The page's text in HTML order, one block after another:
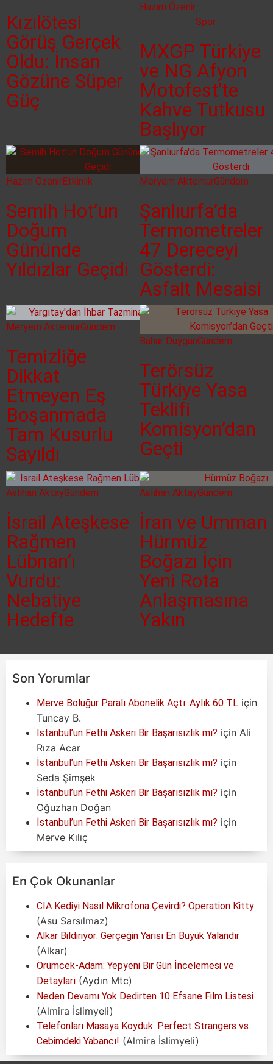
Kızılötesi
Görüş Gerçek
Oldu: İnsan
Gözüne Süper
Güç
Hazım Özenir
Spor
MXGP Türkiye
ve NG Afyon
Motofest’te
Kahve Tutkusu
Başlıyor
Hazım ÖzenirEtkinlik
Semih Hot’un
Doğum
Gününde
Yıldızlar Geçidi
Meryem AktemurGündem
Şanlıurfa’da
Termometreler
47 Dereceyi
Gösterdi:
Asfalt Mesaisi
Meryem AktemurGündem
Temizliğe
Dikkat
Etmeyen Eş
Boşanmada
Tam Kusurlu
Sayıldı
Bahar DuygunGündem
Terörsüz
Türkiye Yasa
Teklifi
Komisyon’dan
Geçti
Aslıhan AktayGündem
İsrail Ateşkese
Rağmen
Lübnan’ı
Vurdu:
Nebatiye
Hedefte
Aslıhan AktayGündem
İran ve Umman
Hürmüz
Boğazı İçin
Yeni Rota
Anlaşmasına
Yakın
Son Yorumlar
Merve Boluğur Paralı Abonelik Açtı: Aylık 60 TL için
Tuncay B.
İstanbul’un Fethi Askeri Bir Başarısızlık mı? için Ali
Rıza Acar
İstanbul’un Fethi Askeri Bir Başarısızlık mı? için
Seda Şimşek
İstanbul’un Fethi Askeri Bir Başarısızlık mı? için
Oğuzhan Doğan
İstanbul’un Fethi Askeri Bir Başarısızlık mı? için
Merve Kılıç
En Çok Okunanlar
CIA Kediyi Nasıl Mikrofona Çevirdi? Operation Kitty
(Asu Sarsılmaz)
Alkar Bildiriyor: Gerçeğin Yarısı En Büyük Yalandır
(Alkar)
Örümcek-Adam: Yepyeni Bir Gün İncelemesi ve
Detayları (Aydın Mtc)
Neden Devamı Yok Dedirten 10 Efsane Film Listesi
(Almira İslimyeli)
Telefonları Masaya Koyduk: Perfect Strangers vs.
Cebimdeki Yabancı! (Almira İslimyeli)